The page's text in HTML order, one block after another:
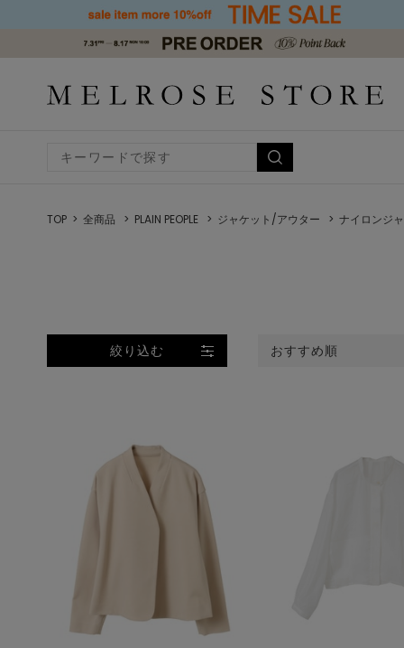
TOP 全商品 PLAIN PEOPLE ジャケット/アウター ナイロンジ
絞り込む おすすめ順